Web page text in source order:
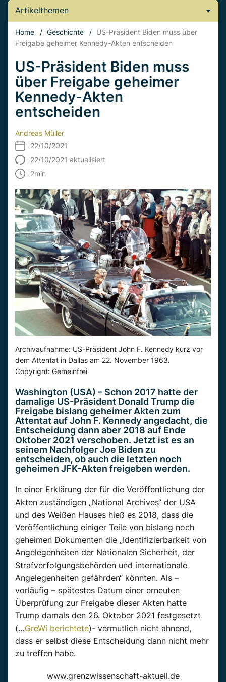
Artikelthemen
Home / Geschichte / US-Präsident Biden muss über
Freigabe geheimer Kennedy-Akten entscheiden
US-Präsident Biden muss
über Freigabe geheimer
Kennedy-Akten
entscheiden
Andreas Müller
22/10/2021
22/10/2021 aktualisiert
2min
Archivaufnahme: US-Präsident John F. Kennedy kurz vor
dem Attentat in Dallas am 22. November 1963.
Copyright: Gemeinfrei
Washington (USA) – Schon 2017 hatte der
damalige US-Präsident Donald Trump die
Freigabe bislang geheimer Akten zum
Attentat auf John F. Kennedy angedacht, die
Entscheidung dann aber 2018 auf Ende
Oktober 2021 verschoben. Jetzt ist es an
seinem Nachfolger Joe Biden zu
entscheiden, ob auch die letzten noch
geheimen JFK-Akten freigeben werden.
In einer Erklärung der für die Veröffentlichung der
Akten zuständigen „National Archives“ der USA
und des Weißen Hauses hieß es 2018, dass die
Veröffentlichung einiger Teile von bislang noch
geheimen Dokumenten die „Identifizierbarkeit von
Angelegenheiten der Nationalen Sicherheit, der
Strafverfolgungsbehörden und internationale
Angelegenheiten gefährden“ könnten. Als –
vorläufig – spätestes Datum einer erneuten
Überprüfung zur Freigabe dieser Akten hatte
Trump damals den 26. Oktober 2021 festgesetzt
(…GreWi berichtete)- vermutlich nicht ahnend,
dass er selbst diese Entscheidung dann nicht mehr
zu treffen habe.
www.grenzwissenschaft-aktuell.de